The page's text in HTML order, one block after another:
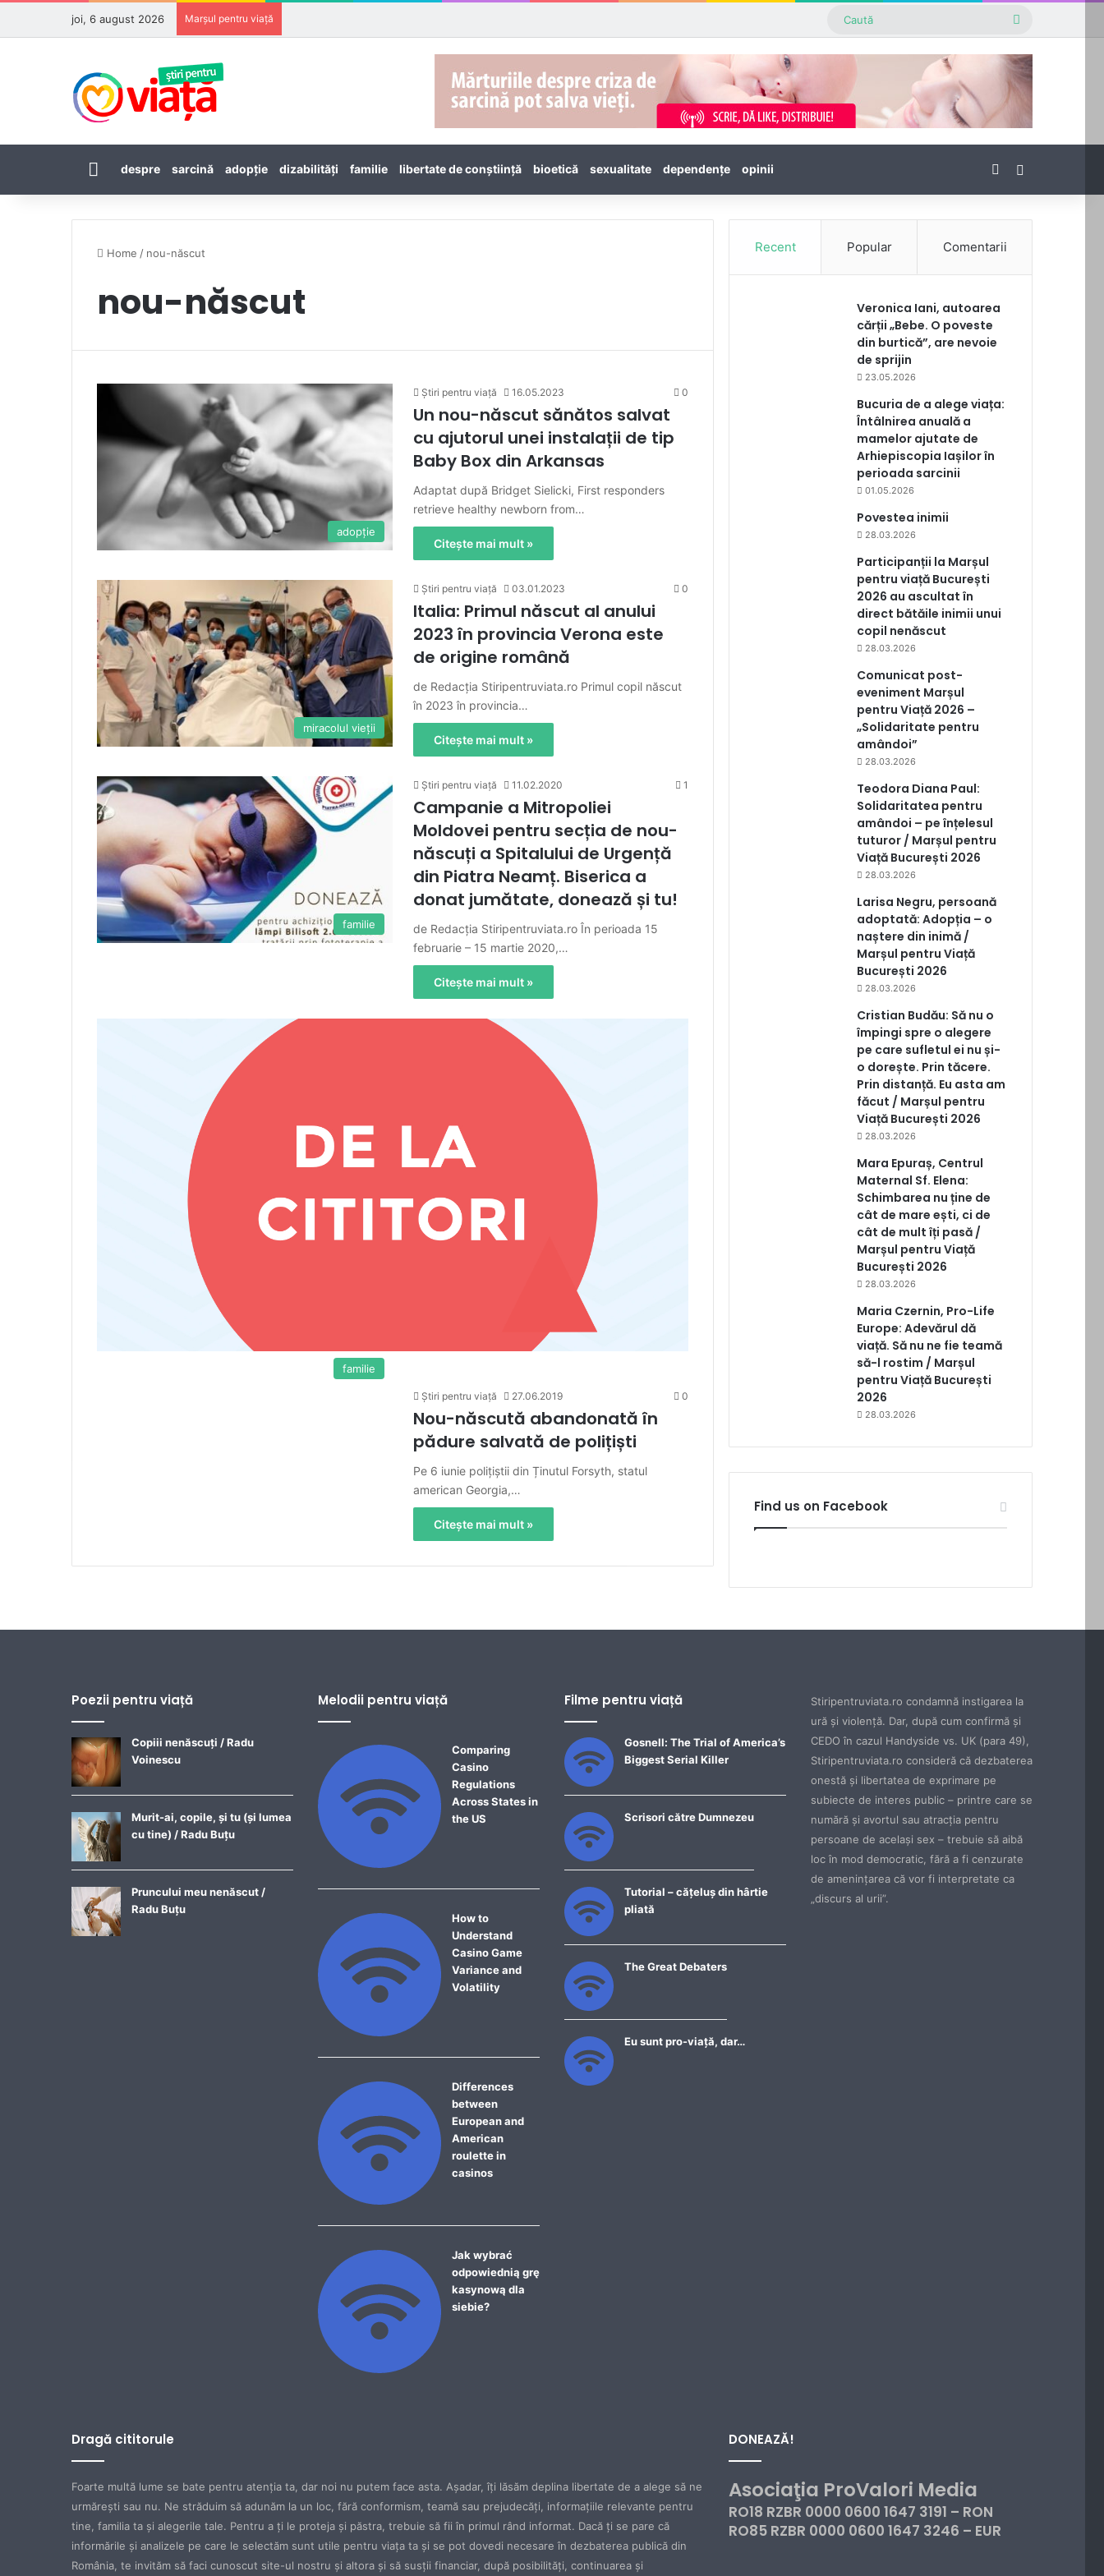
joi, 6 august 2026 Marșul pentru viață
Prima pagină
despre sarcină adopţie dizabilităţi familie libertate de conștiință bioetică sexualitate dependenţe opinii Facebook
Home / nou-născut
nou-născut
adopţie
Știri pentru viață 16.05.2023 0
Un nou-născut sănătos salvat
cu ajutorul unei instalații de tip
Baby Box din Arkansas
Adaptat după Bridget Sielicki, First responders
retrieve healthy newborn from…
Citește mai mult »
miracolul vieţii
Știri pentru viață 03.01.2023 0
Italia: Primul născut al anului
2023 în provincia Verona este
de origine română
de Redacția Stiripentruviata.ro Primul copil născut
în 2023 în provincia…
Citește mai mult »
familie
Știri pentru viață 11.02.2020 1
Campanie a Mitropoliei
Moldovei pentru secția de nou-
născuți a Spitalului de Urgență
din Piatra Neamț. Biserica a
donat jumătate, donează și tu!
de Redacția Stiripentruviata.ro În perioada 15
februarie – 15 martie 2020,…
Citește mai mult »
familie
Știri pentru viață 27.06.2019 0
Nou-născută abandonată în
pădure salvată de polițiști
Pe 6 iunie polițiștii din Ținutul Forsyth, statul
american Georgia,…
Citește mai mult »
Recent Popular Comentarii
Veronica Iani, autoarea
cărții „Bebe. O poveste
din burtică”, are nevoie
de sprijin
23.05.2026
Bucuria de a alege viața:
Întâlnirea anuală a
mamelor ajutate de
Arhiepiscopia Iașilor în
perioada sarcinii
01.05.2026
Povestea inimii
28.03.2026
Participanții la Marșul
pentru viață București
2026 au ascultat în
direct bătăile inimii unui
copil nenăscut
28.03.2026
Comunicat post-
eveniment Marșul
pentru Viață 2026 –
„Solidaritate pentru
amândoi”
28.03.2026
Teodora Diana Paul:
Solidaritatea pentru
amândoi – pe înțelesul
tuturor / Marșul pentru
Viață București 2026
28.03.2026
Larisa Negru, persoană
adoptată: Adopția – o
naștere din inimă /
Marșul pentru Viață
București 2026
28.03.2026
Cristian Budău: Să nu o
împingi spre o alegere
pe care sufletul ei nu și-
o dorește. Prin tăcere.
Prin distanță. Eu asta am
făcut / Marșul pentru
Viață București 2026
28.03.2026
Mara Epuraș, Centrul
Maternal Sf. Elena:
Schimbarea nu ține de
cât de mare ești, ci de
cât de mult îți pasă /
Marșul pentru Viață
București 2026
28.03.2026
Maria Czernin, Pro-Life
Europe: Adevărul dă
viață. Să nu ne fie teamă
să-l rostim / Marșul
pentru Viață București
2026
28.03.2026
Find us on Facebook
Poezii pentru viață
Copiii nenăscuți / Radu
Voinescu
Murit-ai, copile, și tu (și lumea
cu tine) / Radu Buțu
Pruncului meu nenăscut /
Radu Buțu
Melodii pentru viață
Comparing
Casino
Regulations
Across States in
the US
How to
Understand
Casino Game
Variance and
Volatility
Differences
between
European and
American
roulette in
casinos
Jak wybrać
odpowiednią grę
kasynową dla
siebie?
Filme pentru viață
Gosnell: The Trial of America’s
Biggest Serial Killer
Scrisori către Dumnezeu
Tutorial – cățeluș din hârtie
pliată
The Great Debaters
Eu sunt pro-viață, dar…
Stiripentruviata.ro condamnă instigarea la
ură şi violenţă. Dar, după cum confirmă şi
CEDO în cazul Handyside vs. UK (para 49),
Stiripentruviata.ro consideră că dezbaterea
onestă şi libertatea de exprimare pe
subiecte de interes public – printre care se
numără şi avortul sau atracţia pentru
persoane de acelaşi sex – trebuie să aibă
loc în mod democratic, fără a fi cenzurate
de ameninţarea că vor fi interpretate ca
„discurs al urii”.
Dragă cititorule
Foarte multă lume se bate pentru atenţia ta, dar noi nu putem face asta. Aşadar, îţi lăsăm deplina libertate de a alege să ne
urmăreşti sau nu. Ne străduim să adunăm la un loc, fără conformism, teamă sau prejudecăţi, informaţiile relevante pentru
tine, familia ta şi alegerile tale. Pentru a ţi le proteja şi păstra, trebuie să fii în primul rând informat. Dacă ţi se pare că
informările şi analizele pe care le selectăm sunt utile pentru viaţa ta şi se pot dovedi necesare în dezbaterea publică din
România, te invităm să faci cunoscut site-ul nostru şi altora şi să susţii financiar, după posibilităţi, continuarea şi
DONEAZĂ!
Asociaţia ProValori Media
RO18 RZBR 0000 0600 1647 3191 – RON
RO85 RZBR 0000 0600 1647 3246 – EUR